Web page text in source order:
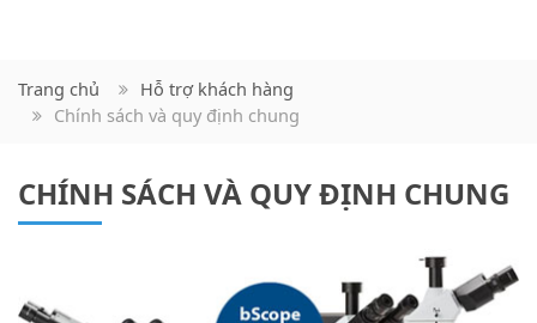
Trang chủ
Hỗ trợ khách hàng
Chính sách và quy định chung
CHÍNH SÁCH VÀ QUY ĐỊNH CHUNG